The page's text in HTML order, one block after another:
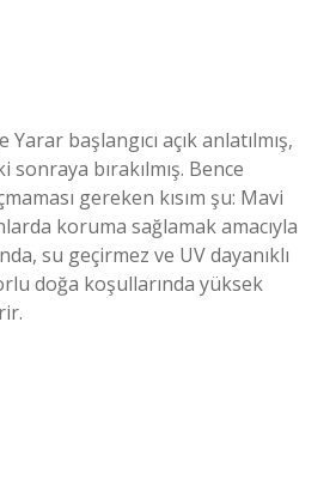
başlangıcı açık anlatılmış,
bırakılmış. Bence
gereken kısım şu: Mavi
koruma sağlamak amacıyla
su geçirmez ve UV dayanıklı
doğa koşullarında yüksek